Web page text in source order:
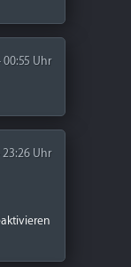
00:55 Uhr
23:26 Uhr